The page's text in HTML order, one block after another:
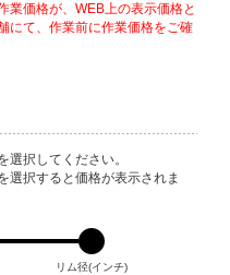
業価格が、WEB上の表示価格と
にて、作業前に作業価格をご確
択してください。
選択すると価格が表示されま
リム径(インチ)